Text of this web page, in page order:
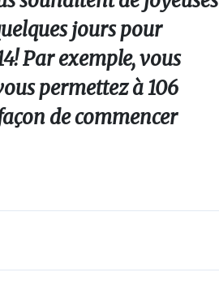
jours pour
Par exemple, vous
permettez à 106
de commencer